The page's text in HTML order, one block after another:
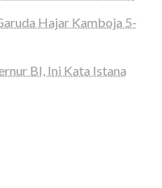
Hajar Kamboja 5-
BI, Ini Kata Istana